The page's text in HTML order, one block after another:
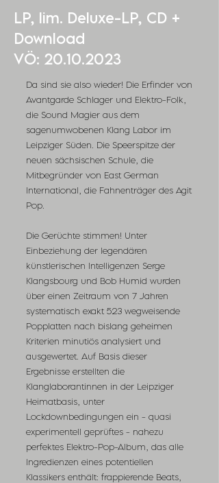
LP, lim. Deluxe-LP, CD +
Download
VÖ: 20.10.2023
Da sind sie also wieder! Die Erfinder von
Avantgarde Schlager und Elektro-Folk,
die Sound Magier aus dem
sagenumwobenen Klang Labor im
Leipziger Süden. Die Speerspitze der
neuen sächsischen Schule, die
Mitbegründer von East German
International, die Fahnenträger des Agit
Pop.
Die Gerüchte stimmen! Unter
Einbeziehung der legendären
künstlerischen Intelligenzen Serge
Klangsbourg und Bob Humid wurden
über einen Zeitraum von 7 Jahren
systematisch exakt 523 wegweisende
Popplatten nach bislang geheimen
Kriterien minutiös analysiert und
ausgewertet. Auf Basis dieser
Ergebnisse erstellten die
Klanglaborantinnen in der Leipziger
Heimatbasis, unter
Lockdownbedingungen ein - quasi
experimentell geprüftes - nahezu
perfektes Elektro-Pop-Album, das alle
Ingredienzen eines potentiellen
Klassikers enthält: frappierende Beats,